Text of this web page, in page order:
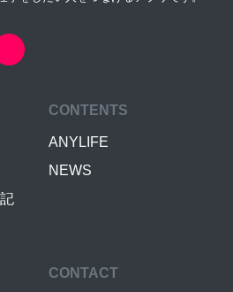
CONTENTS
ANYLIFE
NEWS
CONTACT